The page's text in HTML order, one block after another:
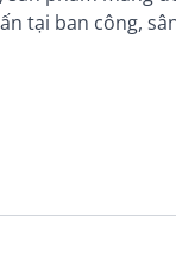
tại ban công,
nhiều điều
trong quá trình